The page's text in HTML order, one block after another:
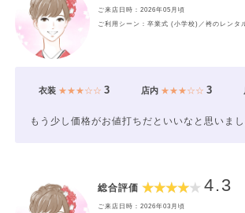
ご来店日時：2026年05月頃
ご利用シーン：卒業式 (小学校)／袴のレンタ
衣装★★★☆☆ 3 店内★★★☆☆ 3
もう少し価格がお値打ちだといいなと思いまし
総合評価 4.3
ご来店日時：2026年03月頃